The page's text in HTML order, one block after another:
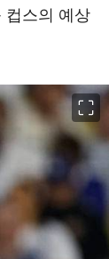
컵스의 예상